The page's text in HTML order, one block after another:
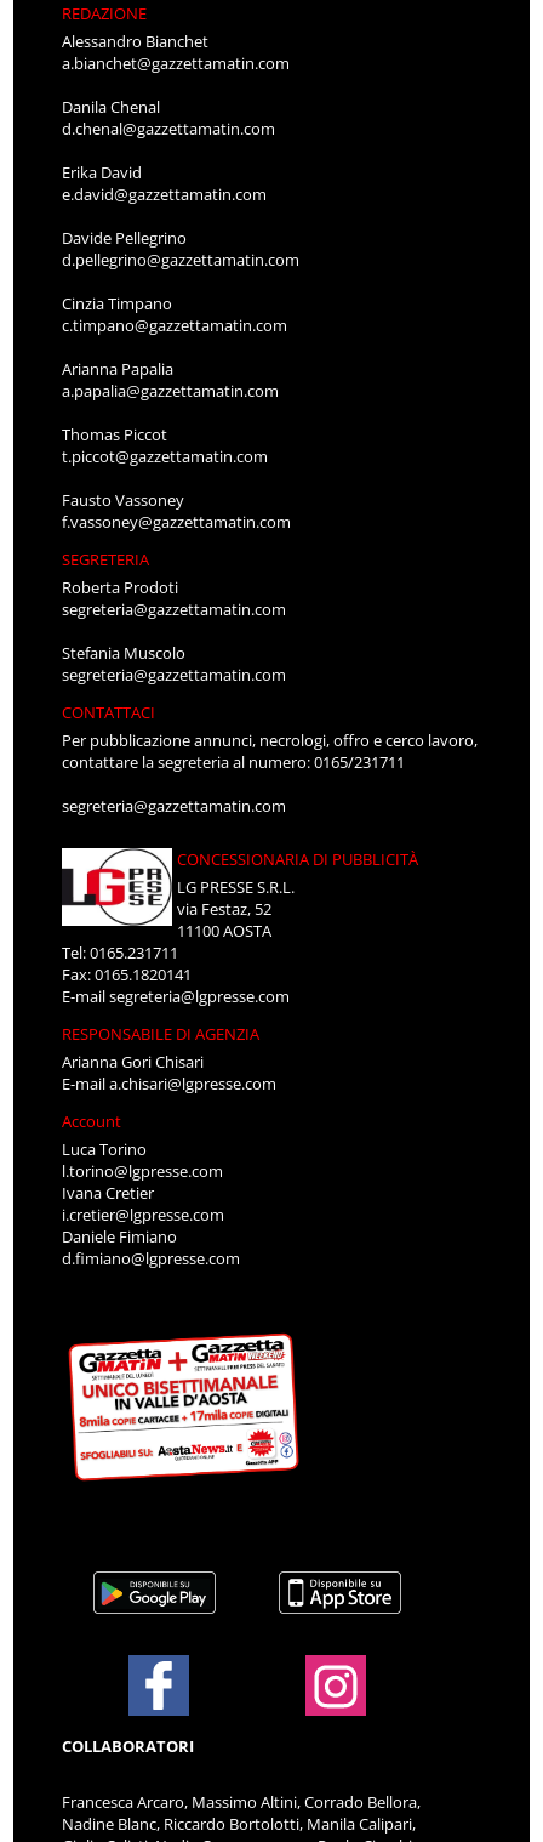
REDAZIONE
Alessandro Bianchet
a.bianchet@gazzettamatin.com
Danila Chenal
d.chenal@gazzettamatin.com
Erika David
e.david@gazzettamatin.com
Davide Pellegrino
d.pellegrino@gazzettamatin.com
Cinzia Timpano
c.timpano@gazzettamatin.com
Arianna Papalia
a.papalia@gazzettamatin.com
Thomas Piccot
t.piccot@gazzettamatin.com
Fausto Vassoney
f.vassoney@gazzettamatin.com
SEGRETERIA
Roberta Prodoti
segreteria@gazzettamatin.com
Stefania Muscolo
segreteria@gazzettamatin.com
CONTATTACI
Per pubblicazione annunci, necrologi, offro e cerco lavoro,
contattare la segreteria al numero: 0165/231711
segreteria@gazzettamatin.com
CONCESSIONARIA DI PUBBLICITÀ
LG PRESSE S.R.L.
via Festaz, 52
11100 AOSTA
Tel: 0165.231711
Fax: 0165.1820141
E-mailsegreteria@lgpresse.com
RESPONSABILE DI AGENZIA
Arianna Gori Chisari
E-maila.chisari@lgpresse.com
Account
Luca Torino
l.torino@lgpresse.com
Ivana Cretier
i.cretier@lgpresse.com
Daniele Fimiano
d.fimiano@lgpresse.com
COLLABORATORI
Francesca Arcaro, Massimo Altini, Corrado Bellora,
Nadine Blanc, Riccardo Bortolotti, Manila Calipari,